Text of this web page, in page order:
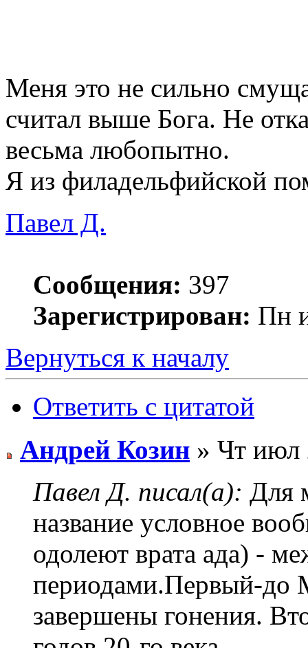
Меня это не сильно
считал выше Бога. Не
весьма любопытно.
Я из филадельфийской
Павел Д.
Сообщения: 397
Зарегистрирован: Пн
Вернуться к началу
Ответить с цитатой
Андрей Козин » Чт июл
Павел Д. писал(а): Для
название условное
одолеют врата ада) -
периодами.Первый-до
завершены гонения.